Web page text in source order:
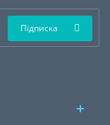
Підписка